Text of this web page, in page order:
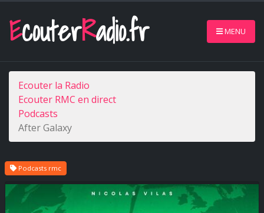
EcouterRadio.fr MENU
Ecouter la Radio
Ecouter RMC en direct
Podcasts
After Galaxy
Podcasts rmc